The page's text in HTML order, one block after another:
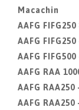
Macachin
AAFG
AAFG
AAFG
AAFG RAA
AAFG
AAFG